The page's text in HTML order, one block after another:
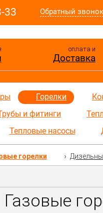
33 Обратный звонок
оплата и
Доставка
Горелки
и фитинги
Тепловые насосы
горелки
Газовые